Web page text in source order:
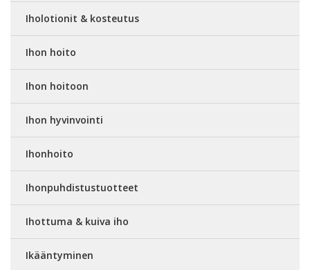
Iholotionit & kosteutus
Ihon hoito
Ihon hoitoon
Ihon hyvinvointi
Ihonhoito
Ihonpuhdistustuotteet
Ihottuma & kuiva iho
Ikääntyminen